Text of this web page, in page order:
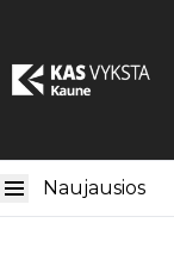
Naujausios